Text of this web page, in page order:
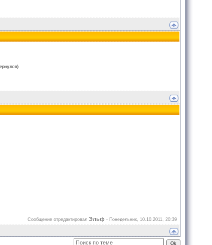
Сообщение отредактировал Эльф - Понедельник, 10.10.2011, 20:39